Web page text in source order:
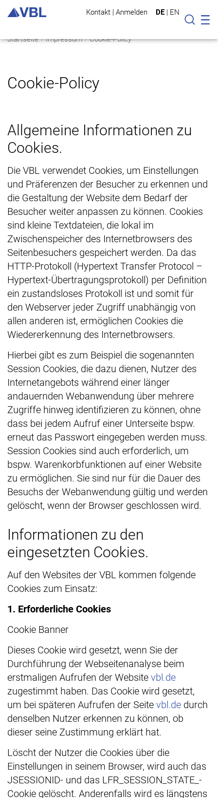
Kontakt | Anmelden DE | EN
Suche
Startseite Impressum Cookie-Policy
Cookie-Policy
Allgemeine Informationen zu
Cookies.
Die VBL verwendet Cookies, um Einstellungen
und Präferenzen der Besucher zu erkennen und
die Gestaltung der Website dem Bedarf der
Besucher weiter anpassen zu können. Cookies
sind kleine Textdateien, die lokal im
Zwischenspeicher des Internetbrowsers des
Seitenbesuchers gespeichert werden. Da das
HTTP-Protokoll (Hypertext Transfer Protocol –
Hypertext-Übertragungsprotokoll) per Definition
ein zustandsloses Protokoll ist und somit für
den Webserver jeder Zugriff unabhängig von
allen anderen ist, ermöglichen Cookies die
Wiedererkennung des Internetbrowsers.
Hierbei gibt es zum Beispiel die sogenannten
Session Cookies, die dazu dienen, Nutzer des
Internetangebots während einer länger
andauernden Webanwendung über mehrere
Zugriffe hinweg identifizieren zu können, ohne
dass bei jedem Aufruf einer Unterseite bspw.
erneut das Passwort eingegeben werden muss.
Session Cookies sind auch erforderlich, um
bspw. Warenkorbfunktionen auf einer Website
zu ermöglichen. Sie sind nur für die Dauer des
Besuchs der Webanwendung gültig und werden
gelöscht, wenn der Browser geschlossen wird.
Informationen zu den
eingesetzten Cookies.
Auf den Websites der VBL kommen folgende
Cookies zum Einsatz:
1. Erforderliche Cookies
Cookie Banner
Dieses Cookie wird gesetzt, wenn Sie der
Durchführung der Webseitenanalyse beim
erstmaligen Aufrufen der Website vbl.de
zugestimmt haben. Das Cookie wird gesetzt,
um bei späteren Aufrufen der Seite vbl.de durch
denselben Nutzer erkennen zu können, ob
dieser seine Zustimmung erklärt hat.
Löscht der Nutzer die Cookies über die
Einstellungen in seinem Browser, wird auch das
JSESSIONID- und das LFR_SESSION_STATE_-
Cookie gelöscht. Anderenfalls wird es längstens